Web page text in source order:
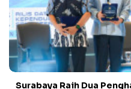
Surabaya Raih Dua